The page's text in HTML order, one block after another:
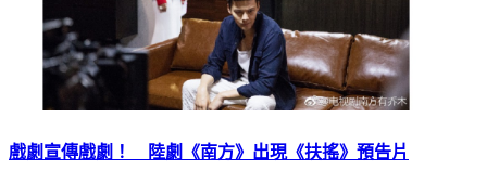
戲劇宣傳戲劇！ 陸劇《南方》出現《扶搖》預告片